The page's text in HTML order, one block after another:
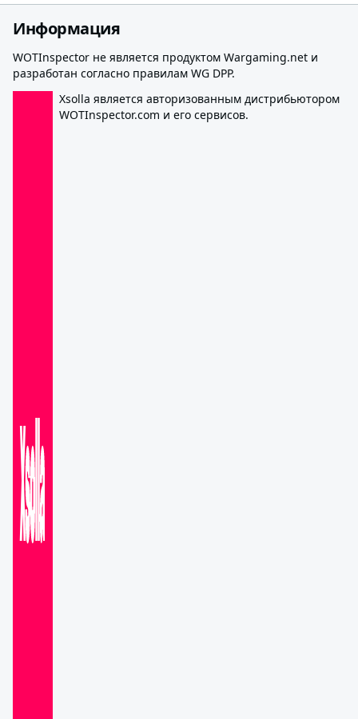
Информация
WOTInspector не является продуктом Wargaming.net и
разработан согласно правилам WG DPP.
Xsolla является авторизованным дистрибьютором
WOTInspector.com и его сервисов.